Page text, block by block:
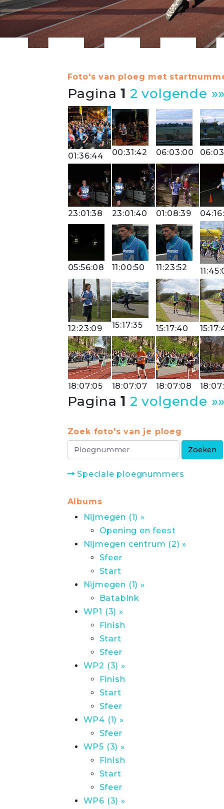
Foto's van ploeg met
Pagina1 2 volgende
01:36:44 00:31:42 06:03:00
23:01:38 23:01:40 01:08:39
05:56:08 11:00:50 11:23:52
12:23:09 15:17:35 15:17:40
18:07:05 18:07:07 18:07:08
Pagina1 2 volgende
Zoek foto's van je ploeg
Speciale ploegnummers
Albums
Nijmegen (1) »
Opening en feest
Nijmegen centrum (2) »
Sfeer
Start
Nijmegen (1) »
Batabink
WP1 (3) »
Finish
Start
Sfeer
WP2 (3) »
Finish
Start
Sfeer
WP4 (1) »
Sfeer
WP5 (3) »
Finish
Start
Sfeer
WP6 (3) »